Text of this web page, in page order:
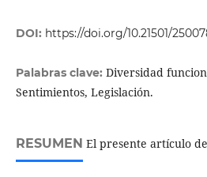
DOI: https://doi.org/10.21501/
Palabras clave: Diversidad
Sentimientos, Legislación.
RESUMEN El presente artículo